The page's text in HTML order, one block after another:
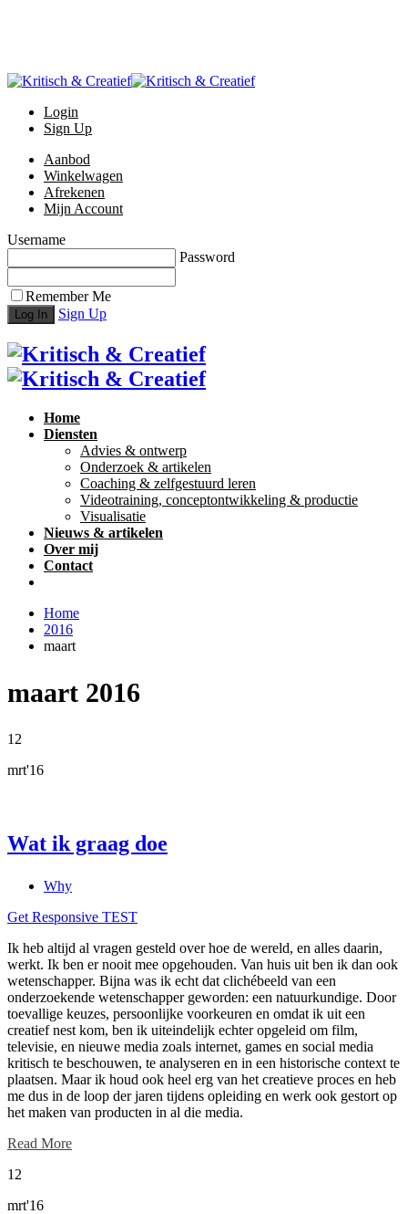
Login
Sign Up
Aanbod
Winkelwagen
Afrekenen
Mijn Account
Username
Password
Remember Me
Sign Up
Home
Diensten
Advies & ontwerp
Onderzoek & artikelen
Coaching & zelfgestuurd leren
Videotraining, conceptontwikkeling & productie
Visualisatie
Nieuws & artikelen
Over mij
Contact
Home
2016
maart
maart 2016
12
mrt'16
Wat ik graag doe
Why
Get Responsive TEST
Ik heb altijd al vragen gesteld over hoe de wereld, en alles daarin,
werkt. Ik ben er nooit mee opgehouden. Van huis uit ben ik dan ook
wetenschapper. Bijna was ik echt dat clichébeeld van een
onderzoekende wetenschapper geworden: een natuurkundige. Door
toevallige keuzes, persoonlijke voorkeuren en omdat ik uit een
creatief nest kom, ben ik uiteindelijk echter opgeleid om film,
televisie, en nieuwe media zoals internet, games en social media
kritisch te beschouwen, te analyseren en in een historische context te
plaatsen. Maar ik houd ook heel erg van het creatieve proces en heb
me dus in de loop der jaren tijdens opleiding en werk ook gestort op
het maken van producten in al die media.
Read More
12
mrt'16